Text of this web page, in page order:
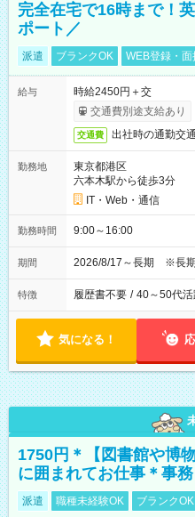
完全在宅で16時まで！
ポート／
派遣 ブランクOK WEB登録・面
給与
時給2450円＋交
交通費別途支給あり
交通費 出社時の通勤交
勤務地
東京都港区
六本木駅から徒歩3分
IT・Web・通信
勤務時間 9:00～16:00
期間 2026/8/17～長期 ※長
特徴 履歴書不要 / 40～50代活
気になる！
1750円＊【図書館や博
に囲まれてお仕事＊事務
派遣 職種未経験OK ブランクOK